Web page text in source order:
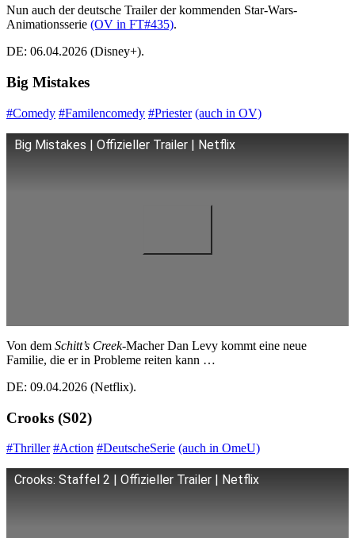
Nun auch der deutsche Trailer der kommenden Star-Wars-
Animationsserie (OV in FT#435).
DE: 06.04.2026 (Disney+).
Big Mistakes
#Comedy #Familencomedy #Priester (auch in OV)
Big Mistakes | Offizieller Trailer | Netflix
Von dem Schitt’s Creek-Macher Dan Levy kommt eine neue
Familie, die er in Probleme reiten kann …
DE: 09.04.2026 (Netflix).
Crooks (S02)
#Thriller #Action #DeutscheSerie (auch in OmeU)
Crooks: Staffel 2 | Offizieller Trailer | Netflix